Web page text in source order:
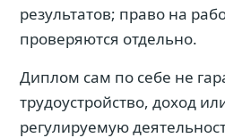
результатов; право на
проверяются отдельно.
Диплом сам по себе не
трудоустройство, доход
регулируемую